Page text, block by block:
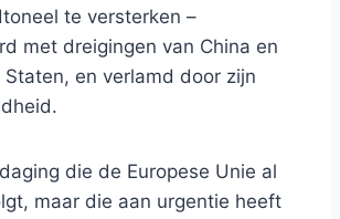
te versterken –
met dreigingen van China en
en verlamd door zijn
die de Europese Unie al
maar die aan urgentie heeft